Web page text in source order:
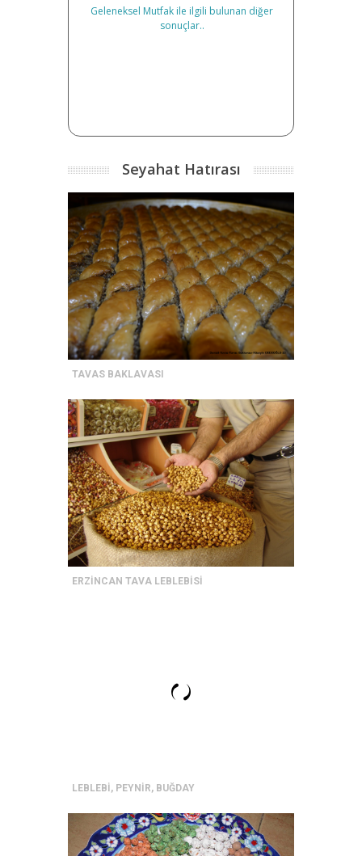
Geleneksel Mutfak ile ilgili bulunan diğer
sonuçlar..
Seyahat Hatırası
TAVAS BAKLAVASI
ERZİNCAN TAVA LEBLEBİSİ
LEBLEBİ, PEYNİR, BUĞDAY